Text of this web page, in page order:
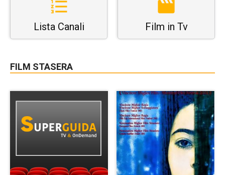
Lista Canali Film in Tv
FILM STASERA